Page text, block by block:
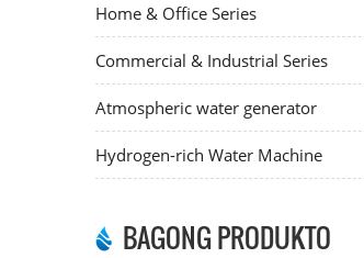
Home & Office Series
Commercial & Industrial Series
Atmospheric water generator
Hydrogen-rich Water Machine
BAGONG PRODUKTO